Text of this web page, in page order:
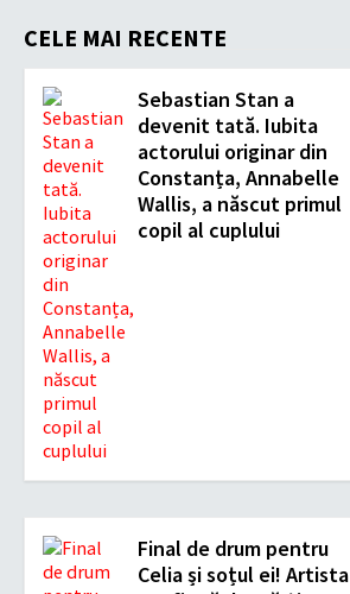
CELE MAI RECENTE
Sebastian Stan a
devenit tată. Iubita
actorului originar din
Constanța, Annabelle
Wallis, a născut primul
copil al cuplului
Final de drum pentru
Celia și soțul ei! Artista